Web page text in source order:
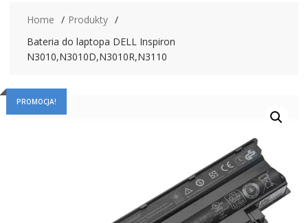
Home
Produkty
Bateria do laptopa DELL Inspiron
N3010,N3010D,N3010R,N3110
PROMOCJA!